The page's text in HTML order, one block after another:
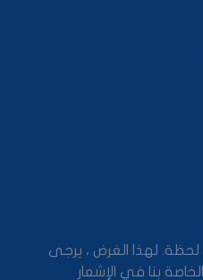
لهذا الغرض ، يرجى
بنا في الإشعار